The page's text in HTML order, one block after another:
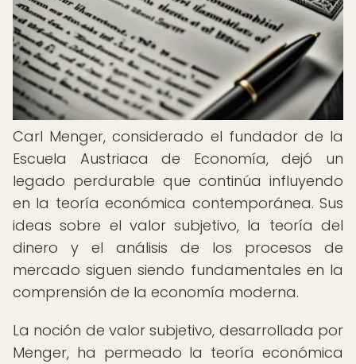
Carl Menger, considerado el fundador de la
Escuela Austriaca de Economía, dejó un
legado perdurable que continúa influyendo
en la teoría económica contemporánea. Sus
ideas sobre el valor subjetivo, la teoría del
dinero y el análisis de los procesos de
mercado siguen siendo fundamentales en la
comprensión de la economía moderna.
La noción de valor subjetivo, desarrollada por
Menger, ha permeado la teoría económica